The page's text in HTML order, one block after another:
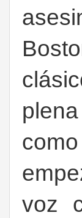
voz